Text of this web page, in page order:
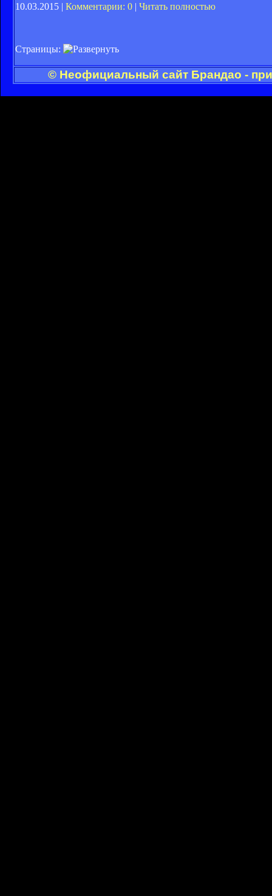
10.03.2015 | Комментарии: 0 | Читать полностью
Страницы:
© Неофициальный сайт Брандао -